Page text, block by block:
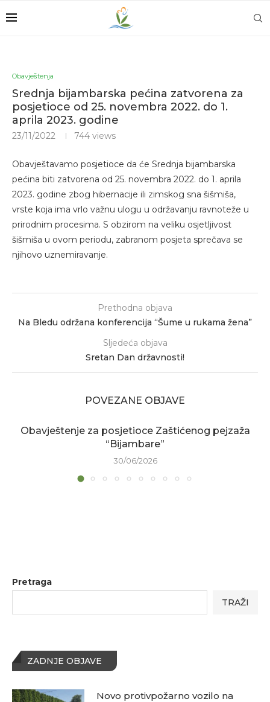
Obavještenja
Srednja bijambarska pećina zatvorena za
posjetioce od 25. novembra 2022. do 1.
aprila 2023. godine
23/11/2022 744 views
Obavještavamo posjetioce da će Srednja bijambarska
pećina biti zatvorena od 25. novembra 2022. do 1. aprila
2023. godine zbog hibernacije ili zimskog sna šišmiša,
vrste koja ima vrlo važnu ulogu u održavanju ravnoteže u
prirodnim procesima. S obzirom na veliku osjetljivost
šišmiša u ovom periodu, zabranom posjeta sprečava se
njihovo uznemiravanje.
Prethodna objava
Na Bledu održana konferencija “Šume u rukama žena”
Sljedeća objava
Sretan Dan državnosti!
POVEZANE OBJAVE
Obavještenje za posjetioce Zaštićenog pejzaža
“Bijambare”
30/06/2026
Pretraga
TRAŽI
ZADNJE OBJAVE
Novo protivpožarno vozilo na